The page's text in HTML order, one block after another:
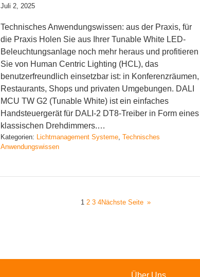
Juli 2, 2025
Technisches Anwendungswissen: aus der Praxis, für
die Praxis Holen Sie aus Ihrer Tunable White LED-
Beleuchtungsanlage noch mehr heraus und profitieren
Sie von Human Centric Lighting (HCL), das
benutzerfreundlich einsetzbar ist: in Konferenzräumen,
Restaurants, Shops und privaten Umgebungen. DALI
MCU TW G2 (Tunable White) ist ein einfaches
Handsteuergerät für DALI-2 DT8-Treiber in Form eines
klassischen Drehdimmers.…
Kategorien: Lichtmanagement Systeme, Technisches
Anwendungswissen
1 2 3 4Nächste Seite »
Über Uns